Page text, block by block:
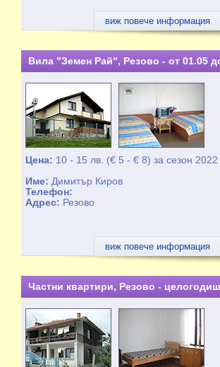
виж повече информация
Вила "Земен Рай", Резово - от 01.05
Цена: 10 - 15 лв. (€ 5 - € 8) за сезон 2022
Име: Димитър Киров
Телефон:
Адрес: Резово
виж повече информация
Частни квартири, Резово -